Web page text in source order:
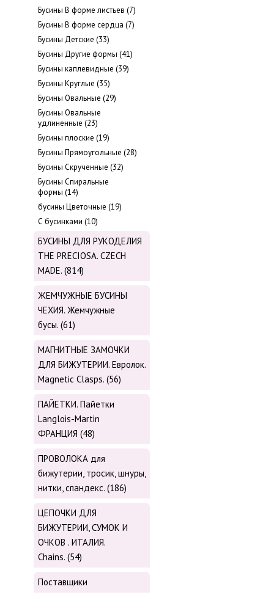
Бусины В форме листьев (7)
Бусины В форме сердца (7)
Бусины Детские (33)
Бусины Другие формы (41)
Бусины каплевидные (39)
Бусины Круглые (35)
Бусины Овальные (29)
Бусины Овальные
удлиненные (23)
Бусины плоские (19)
Бусины Прямоугольные (28)
Бусины Скрученные (32)
Бусины Спиральные
формы (14)
бусины Цветочные (19)
С бусинками (10)
БУСИНЫ ДЛЯ РУКОДЕЛИЯ
THE PRECIOSA. CZECH
MADE. (814)
ЖЕМЧУЖНЫЕ БУСИНЫ
ЧЕХИЯ. Жемчужные
бусы. (61)
МАГНИТНЫЕ ЗАМОЧКИ
ДЛЯ БИЖУТЕРИИ. Евролок.
Magnetic Сlasps. (56)
ПАЙЕТКИ. Пайетки
Langlois-Martin
ФРАНЦИЯ (48)
ПРОВОЛОКА для
бижутерии, тросик, шнуры,
нитки, cпандекс. (186)
ЦЕПОЧКИ ДЛЯ
БИЖУТЕРИИ, СУМОК И
ОЧКОВ . ИТАЛИЯ.
Chains. (54)
Поставщики